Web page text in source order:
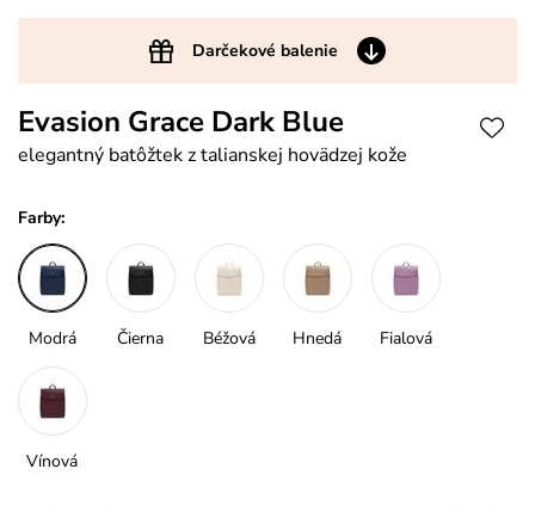
Darčekové balenie
Evasion Grace Dark Blue
elegantný batôžtek z talianskej hovädzej kože
Farby:
Modrá Čierna Béžová Hnedá Fialová
Vínová